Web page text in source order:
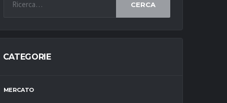
CERCA
CATEGORIE
MERCATO